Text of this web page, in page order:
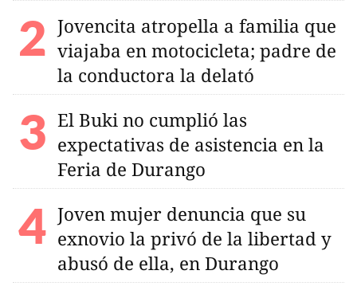
Jovencita atropella a familia que
viajaba en motocicleta; padre de
la conductora la delató
El Buki no cumplió las
expectativas de asistencia en la
Feria de Durango
Joven mujer denuncia que su
exnovio la privó de la libertad y
abusó de ella, en Durango